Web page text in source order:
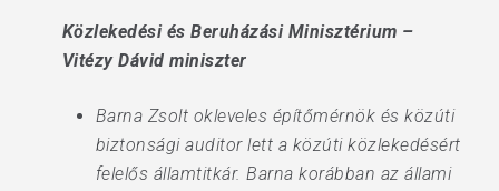
Közlekedési és Beruházási Minisztérium –
Vitézy Dávid miniszter
Barna Zsolt okleveles építőmérnök és közúti
biztonsági auditor lett a közúti közlekedésért
felelős államtitkár. Barna korábban az állami